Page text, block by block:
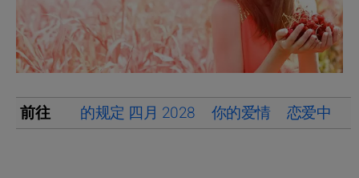
前往 的规定 四月 2028 你的爱情 恋爱中